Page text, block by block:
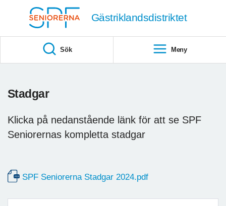
Gästriklandsdistriktet
Sök Meny
Stadgar
Klicka på nedanstående länk för att se SPF
Seniorernas kompletta stadgar
SPF Seniorerna Stadgar 2024.pdf